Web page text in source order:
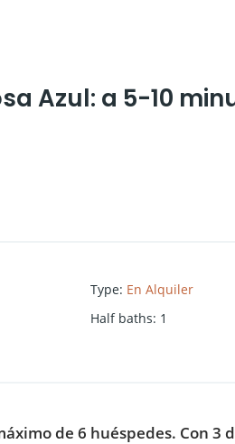
Azul: a 5-10
Type: En Alquiler
Half baths: 1
de 6 huéspedes. Con 3